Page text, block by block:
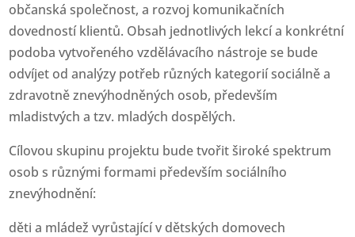
občanská společnost, a rozvoj komunikačních
dovedností klientů. Obsah jednotlivých lekcí a konkrétní
podoba vytvořeného vzdělávacího nástroje se bude
odvíjet od analýzy potřeb různých kategorií sociálně a
zdravotně znevýhodněných osob, především
mladistvých a tzv. mladých dospělých.
Cílovou skupinu projektu bude tvořit široké spektrum
osob s různými formami především sociálního
znevýhodnění:
děti a mládež vyrůstající v dětských domovech